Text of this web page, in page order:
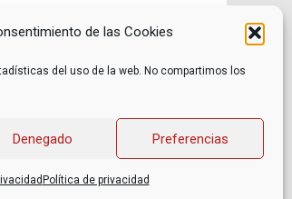
de las Cookies
del uso de la web. No compartimos los
Denegado Preferencias
Política de privacidad
Facebook